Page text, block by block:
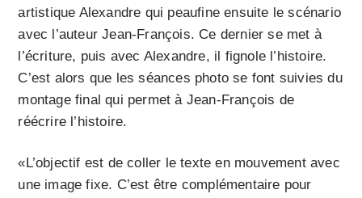
artistique Alexandre qui peaufine ensuite le scénario
avec l’auteur Jean-François. Ce dernier se met à
l’écriture, puis avec Alexandre, il fignole l’histoire.
C’est alors que les séances photo se font suivies du
montage final qui permet à Jean-François de
réécrire l’histoire.
«L’objectif est de coller le texte en mouvement avec
une image fixe. C’est être complémentaire pour